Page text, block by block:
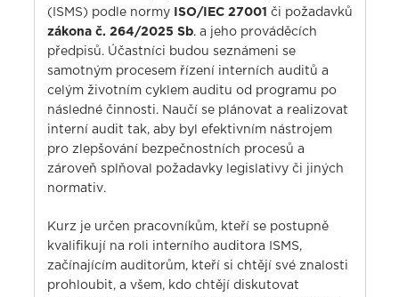
(ISMS) podle normy
ISO/IEC 27001 či požadavků
zákona č. 264/2025 Sb. a jeho prováděcích
předpisů. Účastníci budou seznámeni se
samotným procesem řízení interních auditů a
celým životním cyklem auditu od programu po
následné činnosti. Naučí se plánovat a realizovat
interní audit tak, aby byl efektivním nástrojem
pro zlepšování bezpečnostních procesů a
zároveň splňoval požadavky legislativy či jiných
normativ.
Kurz je určen pracovníkům, kteří se postupně
kvalifikují na roli interního auditora ISMS,
začínajícím auditorům, kteří si chtějí své znalosti
prohloubit, a všem, kdo chtějí diskutovat